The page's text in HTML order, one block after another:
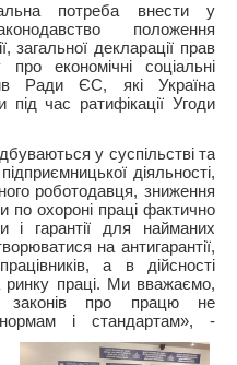
потреба внести у
положення
загальної декларації прав
економічні соціальні
Ради ЄС, які Україна
під час ратифікації Угоди
у суспільстві та
діяльності,
роботодавця, зниження
по охороні праці фактично
гарантії для найманих
на антигарантії,
а в дійсності
праці. Ми вважаємо,
про працю не
нормам і стандартам», -